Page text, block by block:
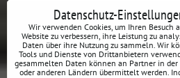
josef helmich
★★★★★
"Hier gibt es viele Dinge, die du für dein
egal ob Profi oder für die St..."
Datenschutz-
Wir verwenden Cookies, um Ihren Besuch
Website zu verbessern, ihre Leistung zu
Daten über ihre Nutzung zu sammeln. Wir
Tools und Dienste von Drittanbietern
gesammelten Daten können an Partner in der
oder anderen Ländern übermittelt werden.